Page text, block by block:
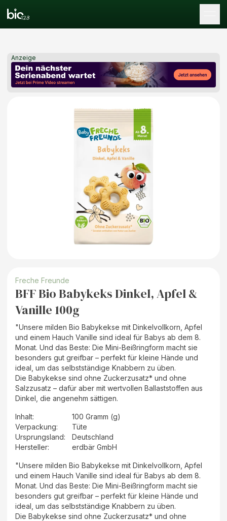
Anzeige
Freche Freunde
BFF Bio Babykeks Dinkel, Apfel &
Vanille 100g
"Unsere milden Bio Babykekse mit Dinkelvollkorn, Apfel
und einem Hauch Vanille sind ideal für Babys ab dem 8.
Monat. Und das Beste: Die Mini-Beißringform macht sie
besonders gut greifbar – perfekt für kleine Hände und
ideal, um das selbstständige Knabbern zu üben.
Die Babykekse sind ohne Zuckerzusatz* und ohne
Salzzusatz – dafür aber mit wertvollen Ballaststoffen aus
Dinkel, die angenehm sättigen.
Inhalt:
100 Gramm (g)
Verpackung:
Tüte
Ursprungsland:
Deutschland
Hersteller: erdbär GmbH
"Unsere milden Bio Babykekse mit Dinkelvollkorn, Apfel
und einem Hauch Vanille sind ideal für Babys ab dem 8.
Monat. Und das Beste: Die Mini-Beißringform macht sie
besonders gut greifbar – perfekt für kleine Hände und
ideal, um das selbstständige Knabbern zu üben.
Die Babykekse sind ohne Zuckerzusatz* und ohne